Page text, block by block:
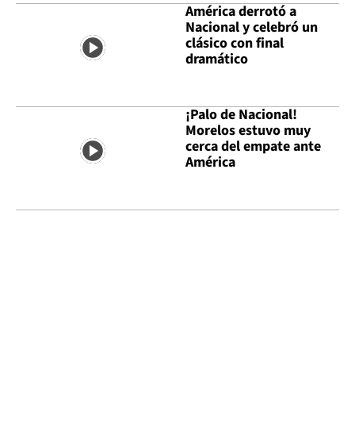
América derrotó a
Nacional y celebró un
clásico con final
dramático
¡Palo de Nacional!
Morelos estuvo muy
cerca del empate ante
América